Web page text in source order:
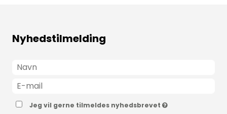
Nyhedstilmelding
Jeg vil gerne tilmeldes nyhedsbrevet